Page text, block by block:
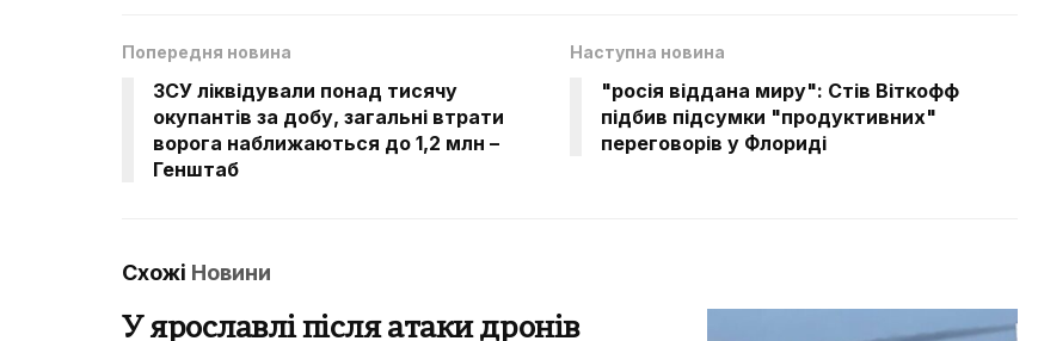
Попередня новина
ЗСУ ліквідували понад тисячу
окупантів за добу, загальні втрати
ворога наближаються до 1,2 млн –
Генштаб
Наступна новина
"росія віддана миру": Стів Віткофф
підбив підсумки "продуктивних"
переговорів у Флориді
Схожі Новини
У ярославлі після атаки дронів